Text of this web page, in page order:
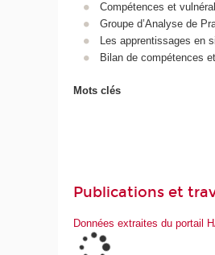
Compétences et
Groupe d’Analyse de
Les apprentissages en
Bilan de compétences
Mots clés
Publications et
Données extraites du portail